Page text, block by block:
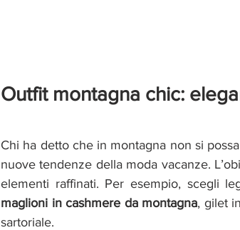
Outfit montagna chic:
Chi ha detto che in montagna non si
nuove tendenze della moda vacanze.
maglioni in cashmere da montagna, gilet
sartoriale.